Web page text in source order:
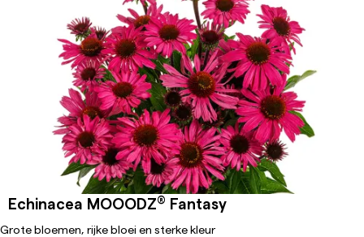
Echinacea MOOODZ® Fantasy
Grote bloemen, rijke bloei en sterke kleur